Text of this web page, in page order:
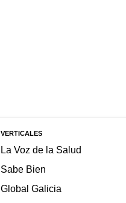
VERTICALES
La Voz de la Salud
Sabe Bien
Global Galicia